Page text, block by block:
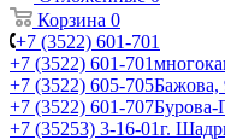
Корзина 0
+7 (3522) 601-701
+7 (3522) 601-701
+7 (3522) 605-705Бажова,
+7 (3522) 601-707Бурова-
+7 (35253) 3-16-01г.